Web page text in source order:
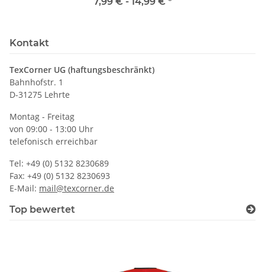
Kontakt
TexCorner UG (haftungsbeschränkt)
Bahnhofstr. 1
D-31275 Lehrte
Montag - Freitag
von 09:00 - 13:00 Uhr
telefonisch erreichbar
Tel: +49 (0) 5132 8230689
Fax: +49 (0) 5132 8230693
E-Mail: mail@texcorner.de
Top bewertet